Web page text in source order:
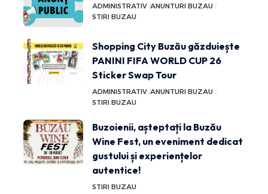
ADMINISTRATIV ANUNTURI BUZAU
STIRI BUZAU
Shopping City Buzău găzduiește
PANINI FIFA WORLD CUP 26
Sticker Swap Tour
ADMINISTRATIV ANUNTURI BUZAU
STIRI BUZAU
Buzoienii, așteptați la Buzău
Wine Fest, un eveniment dedicat
gustului și experiențelor
autentice!
STIRI BUZAU